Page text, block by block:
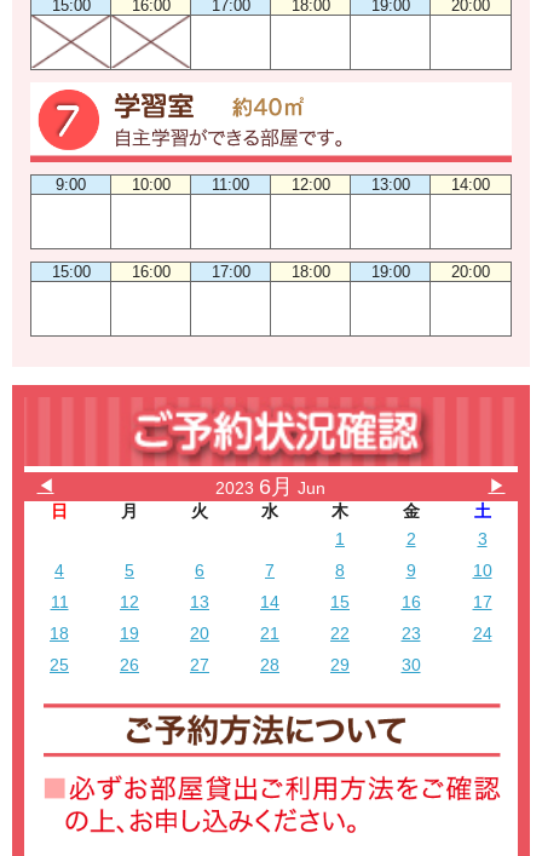
15:00 16:00 17:00 18:00 19:00 20:00
9:00 10:00 11:00 12:00 13:00 14:00
15:00 16:00 17:00 18:00 19:00 20:00
◀ 2023 6月 Jun
▶
日
月 火 水 木 金
土
1
2
3
4
5 6 7 8 9
10
11
12 13 14 15 16
17
18
19 20 21 22 23
24
25
26 27 28 29 30